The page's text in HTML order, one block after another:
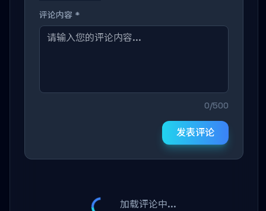
评论内容 *
0/500
发表评论
加载评论中...